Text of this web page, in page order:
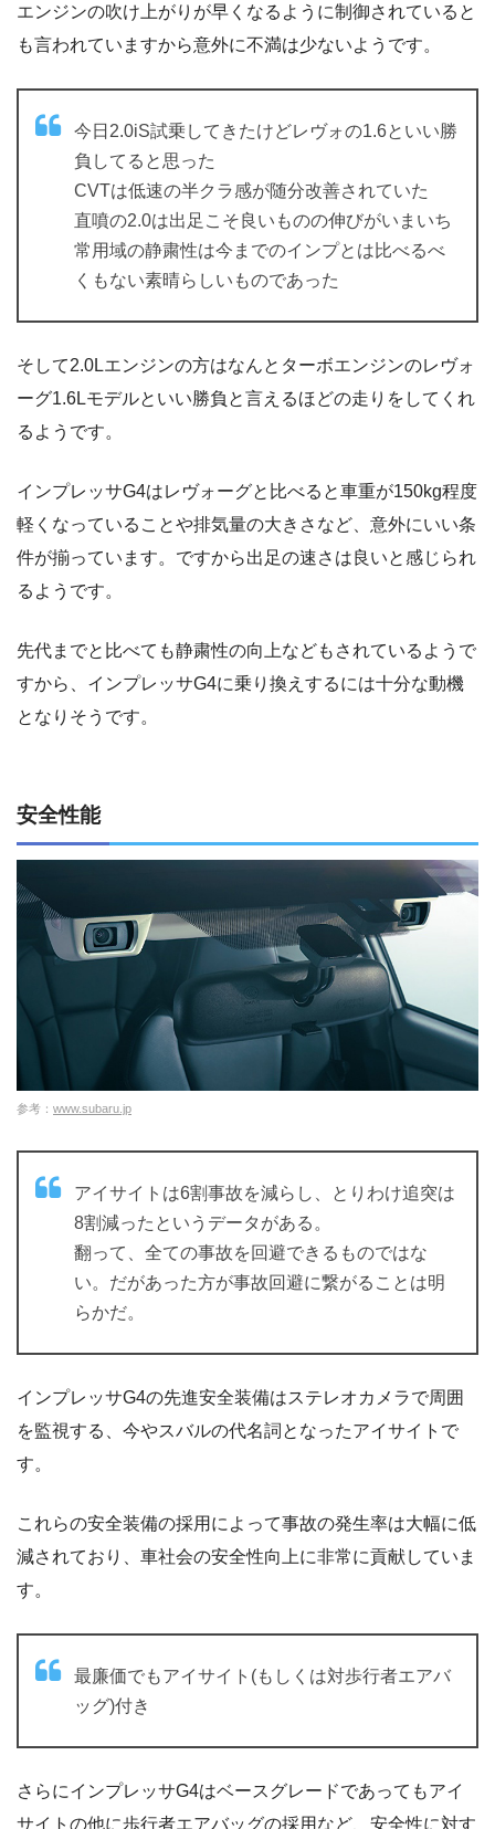
エンジンの吹け上がりが早くなるように制御されていると
も言われていますから意外に不満は少ないようです。
今日2.0iS試乗してきたけどレヴォの1.6といい勝
負してると思った
CVTは低速の半クラ感が随分改善されていた
直噴の2.0は出足こそ良いものの伸びがいまいち
常用域の静粛性は今までのインプとは比べるべ
くもない素晴らしいものであった
そして2.0Lエンジンの方はなんとターボエンジンのレヴォ
ーグ1.6Lモデルといい勝負と言えるほどの走りをしてくれ
るようです。
インプレッサG4はレヴォーグと比べると車重が150kg程度
軽くなっていることや排気量の大きさなど、意外にいい条
件が揃っています。ですから出足の速さは良いと感じられ
るようです。
先代までと比べても静粛性の向上などもされているようで
すから、インプレッサG4に乗り換えするには十分な動機
となりそうです。
安全性能
参考： www.subaru.jp
アイサイトは6割事故を減らし、とりわけ追突は
8割減ったというデータがある。
翻って、全ての事故を回避できるものではな
い。だがあった方が事故回避に繋がることは明
らかだ。
インプレッサG4の先進安全装備はステレオカメラで周囲
を監視する、今やスバルの代名詞となったアイサイトで
す。
これらの安全装備の採用によって事故の発生率は大幅に低
減されており、車社会の安全性向上に非常に貢献していま
す。
最廉価でもアイサイト(もしくは対歩行者エアバ
ッグ)付き
さらにインプレッサG4はベースグレードであってもアイ
サイトの他に歩行者エアバッグの採用など、安全性に対す